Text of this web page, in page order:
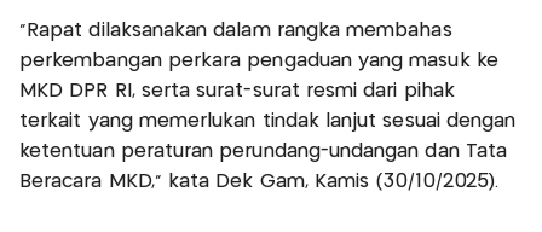
“Rapat dilaksanakan dalam rangka membahas
perkembangan perkara pengaduan yang masuk ke
MKD DPR RI, serta surat-surat resmi dari pihak
terkait yang memerlukan tindak lanjut sesuai dengan
ketentuan peraturan perundang-undangan dan Tata
Beracara MKD,” kata Dek Gam, Kamis (30/10/2025).